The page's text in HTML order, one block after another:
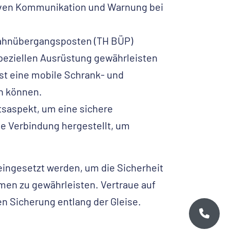
Kommunikation und Warnung bei
(TH BÜP)
Ausrüstung gewährleisten
eine mobile Schrank- und
können.
um eine sichere
Verbindung hergestellt, um
werden, um die Sicherheit
zu gewährleisten. Vertraue auf
Sicherung entlang der Gleise.